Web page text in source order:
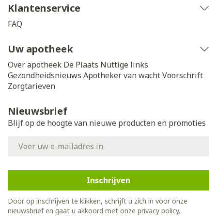
Klantenservice
FAQ
Uw apotheek
Over apotheek De Plaats Nuttige links
Gezondheidsnieuws Apotheker van wachtVoorschrift
Zorgtarieven
Nieuwsbrief
Blijf op de hoogte van nieuwe producten en promoties
Inschrijven
Door op inschrijven te klikken, schrijft u zich in voor onze
nieuwsbrief en gaat u akkoord met onze privacy policy.